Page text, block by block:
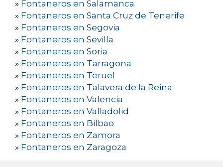
» Fontaneros en Salamanca
» Fontaneros en Santa Cruz de Tenerife
» Fontaneros en Segovia
» Fontaneros en Sevilla
» Fontaneros en Soria
» Fontaneros en Tarragona
» Fontaneros en Teruel
» Fontaneros en Talavera de la Reina
» Fontaneros en Valencia
» Fontaneros en Valladolid
» Fontaneros en Bilbao
» Fontaneros en Zamora
» Fontaneros en Zaragoza